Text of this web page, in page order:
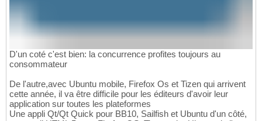
D'un coté c'est bien: la concurrence profites toujours au
consommateur
De l'autre,avec Ubuntu mobile, Firefox Os et Tizen qui arrivent
cette année, il va être difficile pour les éditeurs d'avoir leur
application sur toutes les plateformes
Une appli Qt/Qt Quick pour BB10, Sailfish et Ubuntu d'un côté,